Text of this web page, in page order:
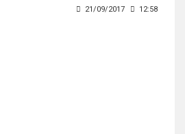
21/09/2017 12:58